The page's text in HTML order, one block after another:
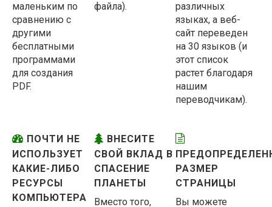
маленьким по
сравнению с
другими
бесплатными
программами
для создания
PDF.
файла).
различных
языках, а веб-
сайт переведен
на 30 языков (и
этот список
растет благодаря
нашим
переводчикам).
ПОЧТИ НЕ
ИСПОЛЬЗУЕТ
КАКИЕ-ЛИБО
РЕСУРСЫ
КОМПЬЮТЕРА
ВНЕСИТЕ
СВОЙ ВКЛАД В
СПАСЕНИЕ
ПЛАНЕТЫ
Вместо того,
РАЗМЕР
СТРАНИЦЫ
Вы можете